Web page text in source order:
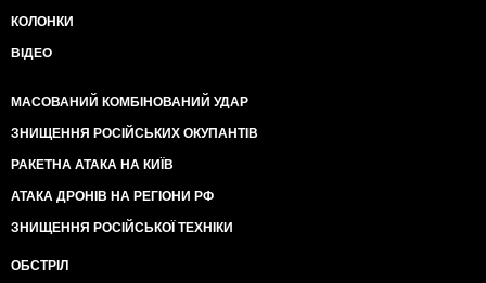
КОЛОНКИ
ВІДЕО
МАСОВАНИЙ КОМБІНОВАНИЙ УДАР
ЗНИЩЕННЯ РОСІЙСЬКИХ ОКУПАНТІВ
РАКЕТНА АТАКА НА КИЇВ
АТАКА ДРОНІВ НА РЕГІОНИ РФ
ЗНИЩЕННЯ РОСІЙСЬКОЇ ТЕХНІКИ
ОБСТРІЛ